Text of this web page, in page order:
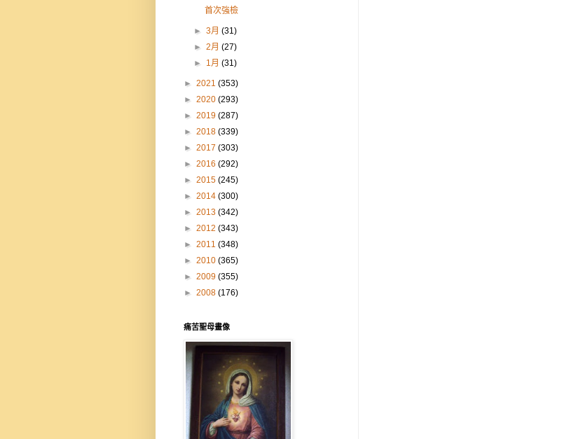
首次強檢
►3月(31)
►2月(27)
► 1月(31)
► 2021 (353)
► 2020 (293)
► 2019 (287)
► 2018 (339)
► 2017 (303)
► 2016 (292)
► 2015 (245)
► 2014 (300)
► 2013 (342)
► 2012 (343)
► 2011 (348)
► 2010 (365)
► 2009 (355)
► 2008 (176)
痛苦聖母畫像